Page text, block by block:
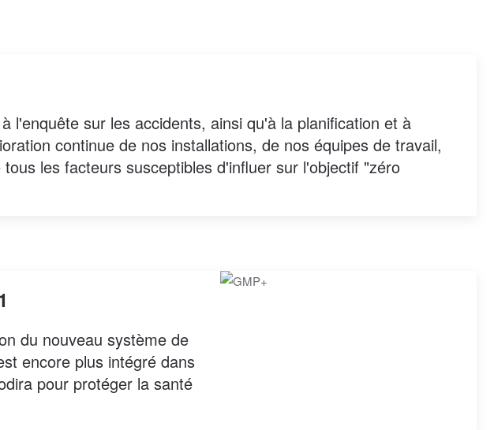
l'enquête sur les accidents, ainsi qu'à la planification et à
continue de nos installations, de nos équipes de travail,
les facteurs susceptibles d'influer sur l'objectif "zéro
du nouveau système de
encore plus intégré dans
pour protéger la santé